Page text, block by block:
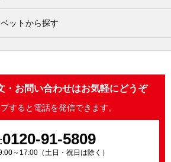
ットから探す
・お問い合わせはお気軽にどうぞ
すると電話を発信できます。
0120-91-5809
～17:00（土日・祝日は除く）